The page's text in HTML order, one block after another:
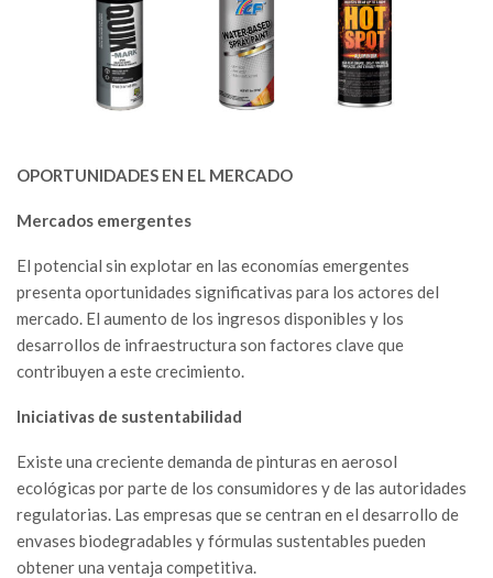
OPORTUNIDADES EN EL MERCADO
Mercados emergentes
El potencial sin explotar en las economías emergentes
presenta oportunidades significativas para los actores del
mercado. El aumento de los ingresos disponibles y los
desarrollos de infraestructura son factores clave que
contribuyen a este crecimiento.
Iniciativas de sustentabilidad
Existe una creciente demanda de pinturas en aerosol
ecológicas por parte de los consumidores y de las autoridades
regulatorias. Las empresas que se centran en el desarrollo de
envases biodegradables y fórmulas sustentables pueden
obtener una ventaja competitiva.